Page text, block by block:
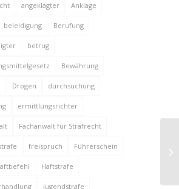
angeklagter Anklage
beleidigung Berufung
betrug
Bewährung
Drogen durchsuchung
ermittlungsrichter
Fachanwalt für Strafrecht
freispruch Führerschein
Haftstrafe
jugendstrafe